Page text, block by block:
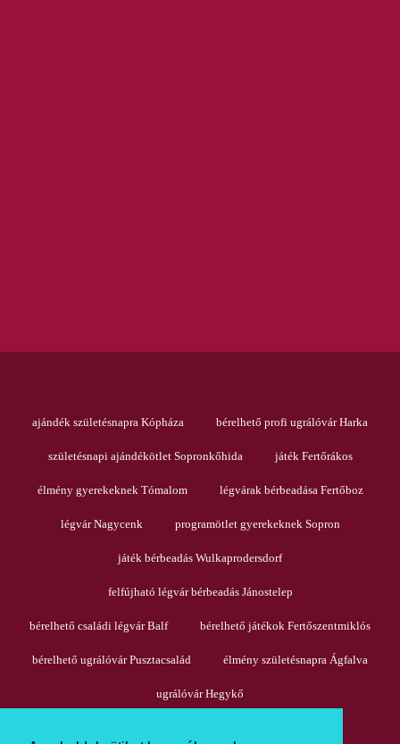
ajándék születésnapra Kópháza bérelhető profi ugrálóvár Harka
születésnapi ajándékötlet Sopronkőhida játék Fertőrákos
élmény gyerekeknek Tómalom légvárak bérbeadása Fertőboz
légvár Nagycenk programötlet gyerekeknek Sopron
játék bérbeadás Wulkaprodersdorf
felfújható légvár bérbeadás Jánostelep
bérelhető családi légvár Balf bérelhető játékok Fertőszentmiklós
bérelhető ugrálóvár Pusztacsalád élmény születésnapra Ágfalva
ugrálóvár Hegykő